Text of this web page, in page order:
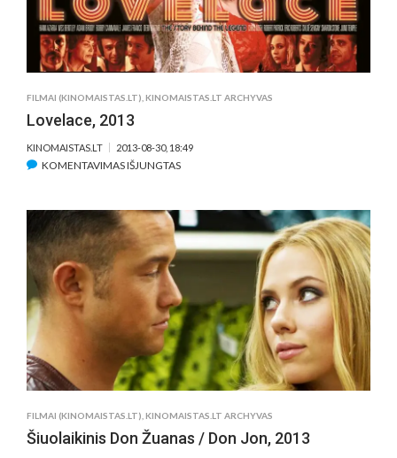
FILMAI (KINOMAISTAS.LT) KINOMAISTAS.LT ARCHYVAS
Lovelace, 2013
KINOMAISTAS.LT 2013-08-30, 18:49
KOMENTAVIMAS IŠJUNGTASĮRAŠE
FILMAI (KINOMAISTAS.LT) KINOMAISTAS.LT ARCHYVAS
Šiuolaikinis Don Žuanas / Don Jon, 2013